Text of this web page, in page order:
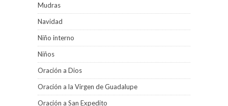
Mudras
Navidad
Niño interno
Niños
Oración a Dios
Oración a la Virgen de Guadalupe
Oración a San Expedito